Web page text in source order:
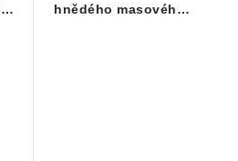
hnědého masového